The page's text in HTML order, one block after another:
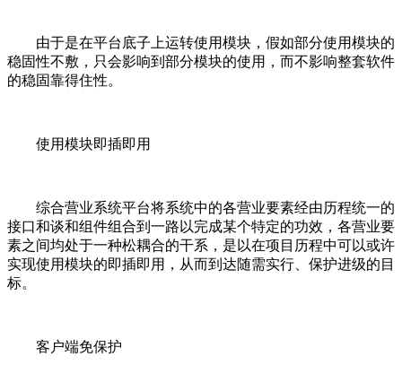
由于是在平台底子上运转使用模块，假如部分使用模块的
稳固性不敷，只会影响到部分模块的使用，而不影响整套软件
的稳固靠得住性。
使用模块即插即用
综合营业系统平台将系统中的各营业要素经由历程统一的
接口和谈和组件组合到一路以完成某个特定的功效，各营业要
素之间均处于一种松耦合的干系，是以在项目历程中可以或许
实现使用模块的即插即用，从而到达随需实行、保护进级的目
标。
客户端免保护